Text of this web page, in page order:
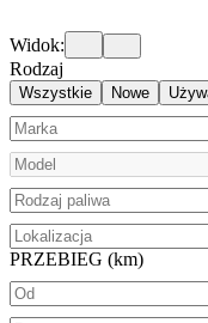
Widok:
Rodzaj
Wszystkie Nowe
PRZEBIEG (km)